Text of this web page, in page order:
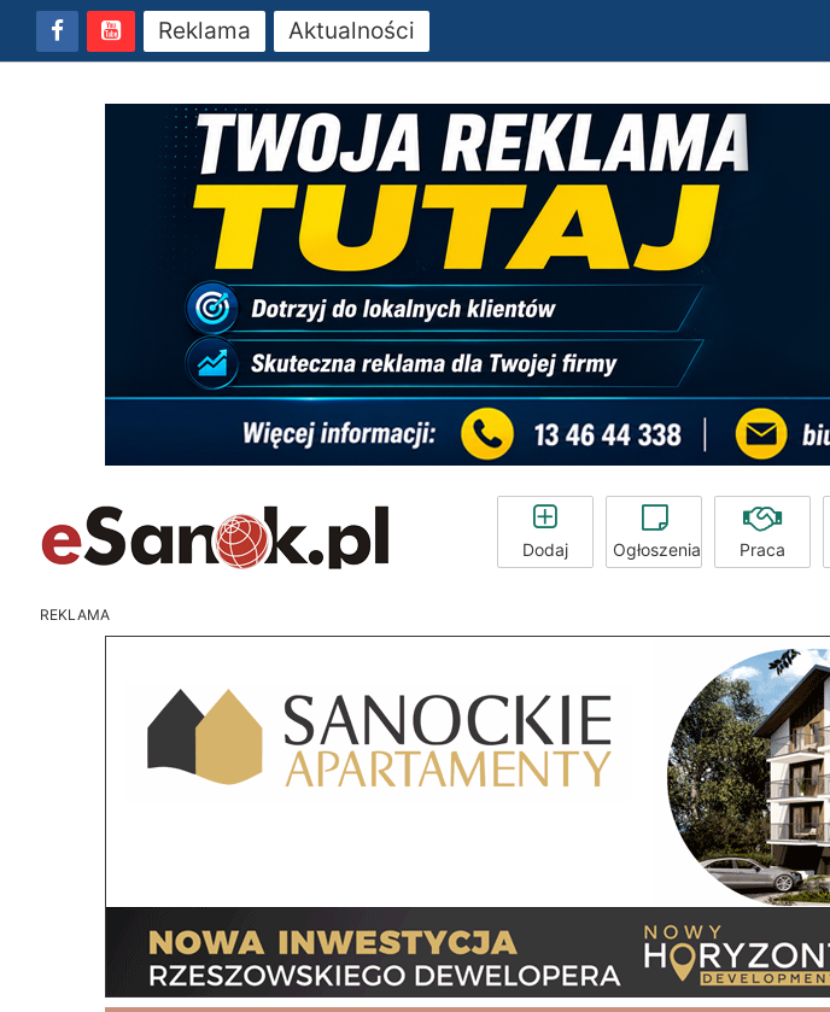
Reklama Aktualności
Dodaj Ogłoszenia Praca
REKLAMA